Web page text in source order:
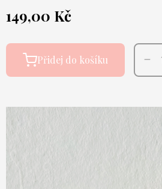
149,00 Kč
Přidej do košíku